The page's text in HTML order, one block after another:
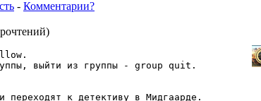
- Комментарии?
)
выйти из группы - group quit.
к детективу в Мидгаарде.